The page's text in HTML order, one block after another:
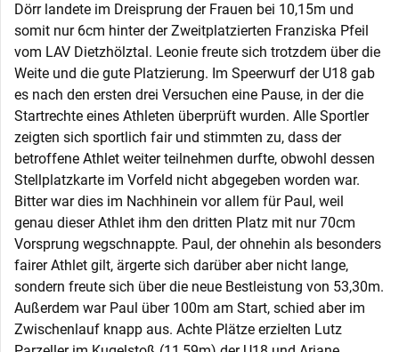
Dörr landete im Dreisprung der Frauen bei 10,15m und
somit nur 6cm hinter der Zweitplatzierten Franziska Pfeil
vom LAV Dietzhölztal. Leonie freute sich trotzdem über die
Weite und die gute Platzierung. Im Speerwurf der U18 gab
es nach den ersten drei Versuchen eine Pause, in der die
Startrechte eines Athleten überprüft wurden. Alle Sportler
zeigten sich sportlich fair und stimmten zu, dass der
betroffene Athlet weiter teilnehmen durfte, obwohl dessen
Stellplatzkarte im Vorfeld nicht abgegeben worden war.
Bitter war dies im Nachhinein vor allem für Paul, weil
genau dieser Athlet ihm den dritten Platz mit nur 70cm
Vorsprung wegschnappte. Paul, der ohnehin als besonders
fairer Athlet gilt, ärgerte sich darüber aber nicht lange,
sondern freute sich über die neue Bestleistung von 53,30m.
Außerdem war Paul über 100m am Start, schied aber im
Zwischenlauf knapp aus. Achte Plätze erzielten Lutz